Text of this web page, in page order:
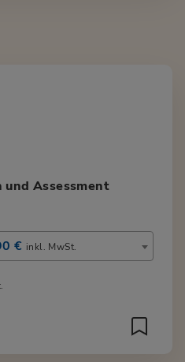
Assessment
€ inkl. MwSt.